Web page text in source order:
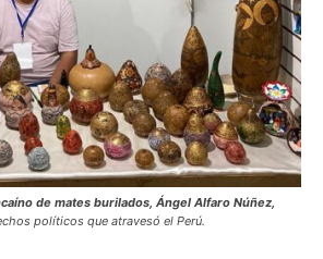
de mates burilados, Ángel Alfaro Núñez,
políticos que atravesó el Perú.